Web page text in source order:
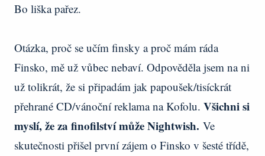
Bo liška pařez.
Otázka, proč se učím finsky a proč mám ráda
Finsko, mě už vůbec nebaví. Odpověděla jsem na ni
už tolikrát, že si připadám jak papoušek/tisíckrát
přehrané CD/vánoční reklama na Kofolu. Všichni si
myslí, že za finofilství může Nightwish. Ve
skutečnosti přišel první zájem o Finsko v šesté třídě,